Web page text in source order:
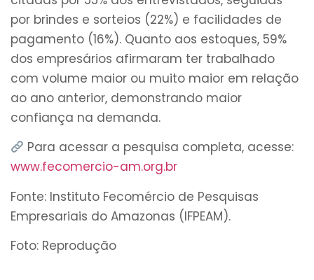
por brindes e sorteios (22%) e facilidades de
pagamento (16%). Quanto aos estoques, 59%
dos empresários afirmaram ter trabalhado
com volume maior ou muito maior em relação
ao ano anterior, demonstrando maior
confiança na demanda.
Para acessar a pesquisa completa, acesse:
www.fecomercio-am.org.br
Fonte: Instituto Fecomércio de Pesquisas
Empresariais do Amazonas (IFPEAM).
Foto: Reprodução